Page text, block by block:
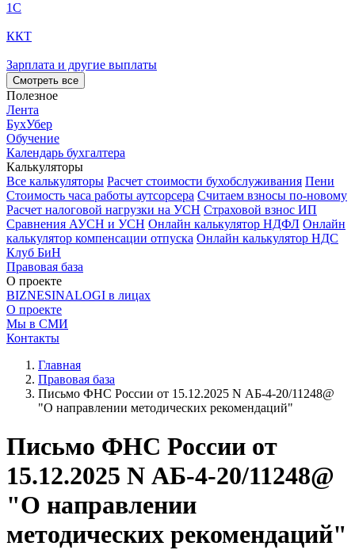
1С
ККТ
Зарплата и другие выплаты
Смотреть все
Полезное
Лента
БухУбер
Обучение
Календарь бухгалтера
Калькуляторы
Все калькуляторы Расчет стоимости бухобслуживания Пени
Стоимость часа работы аутсорсера Считаем взносы по-новому
Расчет налоговой нагрузки на УСН Страховой взнос ИП
Сравнения АУСН и УСН Онлайн калькулятор НДФЛ Онлайн
калькулятор компенсации отпуска Онлайн калькулятор НДС
Клуб БиН
Правовая база
О проекте
BIZNESINALOGI в лицах
О проекте
Мы в СМИ
Контакты
Главная
Правовая база
Письмо ФНС России от 15.12.2025 N АБ-4-20/11248@
"О направлении методических рекомендаций"
Письмо ФНС России от
15.12.2025 N АБ-4-20/11248@
"О направлении
методических рекомендаций"